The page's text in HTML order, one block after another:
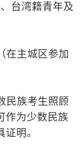
台湾籍青年及
主城区参加
族考生照顾
作为少数民族
明。